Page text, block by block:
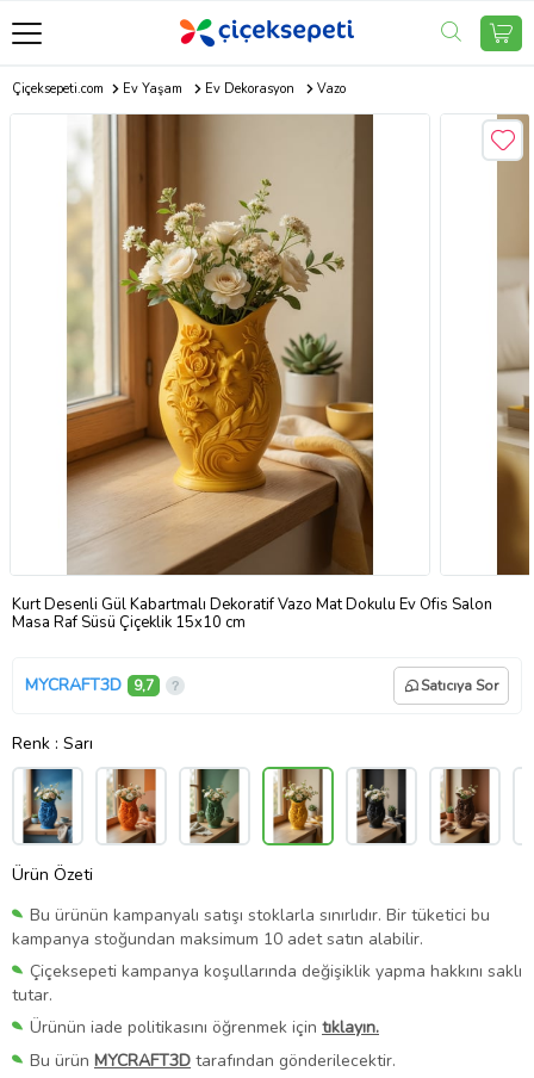
Çiçeksepeti.com Ev Yaşam Ev Dekorasyon Vazo
Kurt Desenli Gül Kabartmalı Dekoratif Vazo Mat Dokulu Ev Ofis Salon
Masa Raf Süsü Çiçeklik 15x10 cm
MYCRAFT3D 9,7 Satıcıya Sor
Renk : Sarı
Ürün Özeti
Bu ürünün kampanyalı satışı stoklarla sınırlıdır. Bir tüketici bu
kampanya stoğundan maksimum 10 adet satın alabilir.
Çiçeksepeti kampanya koşullarında değişiklik yapma hakkını saklı
tutar.
Ürünün iade politikasını öğrenmek için tıklayın.
Bu ürün MYCRAFT3D tarafından gönderilecektir.